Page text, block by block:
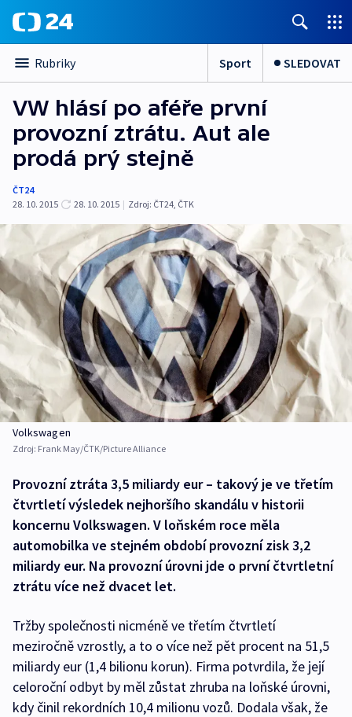
Rubriky Sport SLEDOVAT
VW hlásí po aféře první
provozní ztrátu. Aut ale
prodá prý stejně
ČT24
28. 10. 2015
28. 10. 2015 | Zdroj: ČT24, ČTK
Volkswagen
Zdroj: Frank May/ČTK/Picture Alliance
Provozní ztráta 3,5 miliardy eur – takový je ve třetím
čtvrtletí výsledek nejhoršího skandálu v historii
koncernu Volkswagen. V loňském roce měla
automobilka ve stejném období provozní zisk 3,2
miliardy eur. Na provozní úrovni jde o první čtvrtletní
ztrátu více než dvacet let.
Tržby společnosti nicméně ve třetím čtvrtletí
meziročně vzrostly, a to o více než pět procent na 51,5
miliardy eur (1,4 bilionu korun). Firma potvrdila, že její
celoroční odbyt by měl zůstat zhruba na loňské úrovni,
kdy činil rekordních 10,4 milionu vozů. Dodala však, že